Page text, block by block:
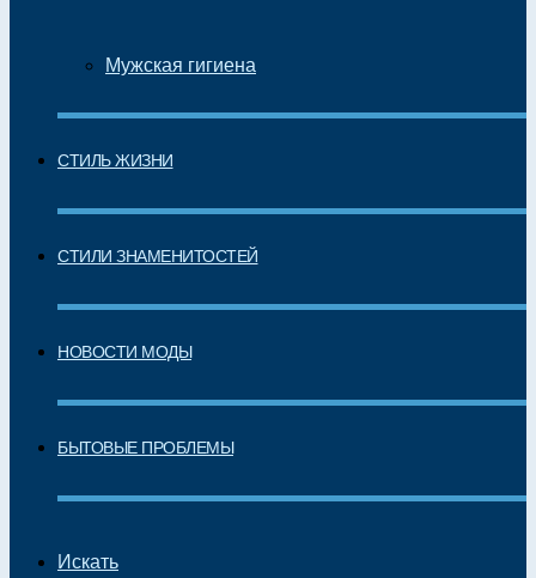
Мужская гигиена
СТИЛЬ ЖИЗНИ
СТИЛИ ЗНАМЕНИТОСТЕЙ
НОВОСТИ МОДЫ
БЫТОВЫЕ ПРОБЛЕМЫ
Искать